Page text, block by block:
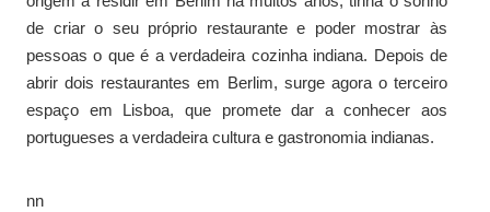
de criar o seu próprio restaurante e poder mostrar às
pessoas o que é a verdadeira cozinha indiana. Depois de
abrir dois restaurantes em Berlim, surge agora o terceiro
espaço em Lisboa, que promete dar a conhecer aos
portugueses a verdadeira cultura e gastronomia indianas.
nn